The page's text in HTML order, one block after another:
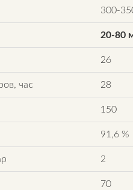
300-
20-80
26
час 28
150
91,6 %
2
70